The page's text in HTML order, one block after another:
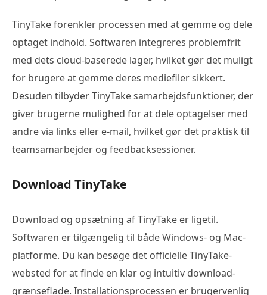
TinyTake forenkler processen med at gemme og dele
optaget indhold. Softwaren integreres problemfrit
med dets cloud-baserede lager, hvilket gør det muligt
for brugere at gemme deres mediefiler sikkert.
Desuden tilbyder TinyTake samarbejdsfunktioner, der
giver brugerne mulighed for at dele optagelser med
andre via links eller e-mail, hvilket gør det praktisk til
teamsamarbejder og feedbacksessioner.
Download TinyTake
Download og opsætning af TinyTake er ligetil.
Softwaren er tilgængelig til både Windows- og Mac-
platforme. Du kan besøge det officielle TinyTake-
websted for at finde en klar og intuitiv download-
grænseflade. Installationsprocessen er brugervenlig